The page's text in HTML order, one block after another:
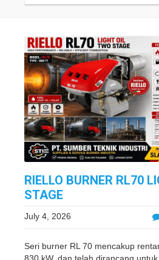
RIELLO BURNER RL70
STAGE
July 4, 2026
Seri burner RL 70 mencakup